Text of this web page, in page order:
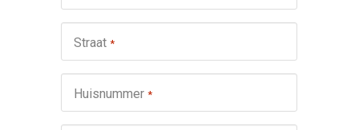
Straat *
Huisnummer *